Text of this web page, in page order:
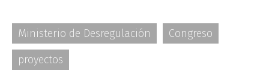
Ministerio de Desregulación
Congreso
proyectos